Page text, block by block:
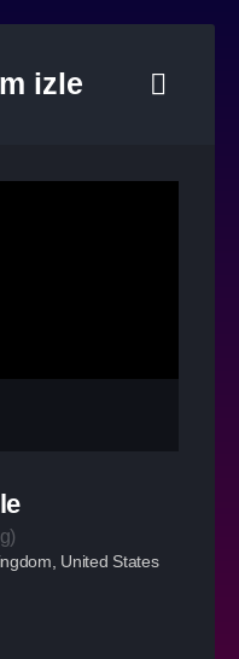
izle
)
United States